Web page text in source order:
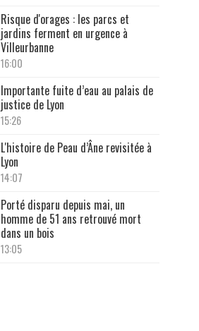
Risque d'orages : les parcs et
jardins ferment en urgence à
Villeurbanne
16:00
Importante fuite d’eau au palais de
justice de Lyon
15:26
L'histoire de Peau d’Âne revisitée à
Lyon
14:07
Porté disparu depuis mai, un
homme de 51 ans retrouvé mort
dans un bois
13:05